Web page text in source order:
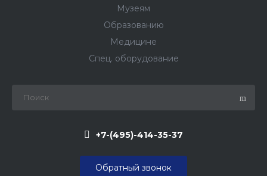
Музеям
Образованию
Медицинe
Спец. оборудование
+7-(495)-414-35-37
Обратный звонок